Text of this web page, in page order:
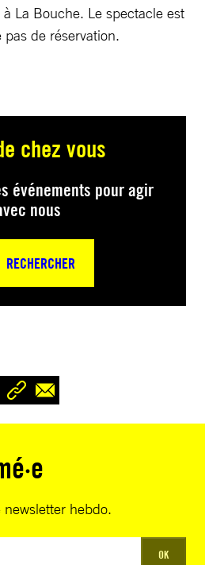
à La Bouche. Le spectacle est
de réservation.
chez vous
événements pour agir
nous
RECHERCHER
hebdo.
OK